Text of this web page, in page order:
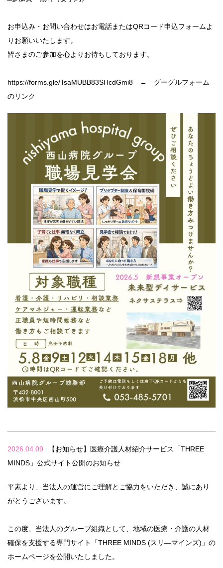
お申込み・お問い合わせはお電話またはQRコード申込フォームよ
りお願いいたします。
皆さまのご参加を心よりお待ちしております。
https://forms.gle/TsaMUBB83SHcdGmi8 ← グーグルフォーム
のリンク
2026.04.09
【お知らせ】医療介護人材紹介サービス「THREE
MINDS」公式サイト公開のお知らせ
平素より、当法人の運営にご理解とご協力をいただき、誠にあり
がとうございます。
この度、当法人のグループ組織として、地域の医療・介護の人材
確保を支援する専門サイト「THREE MINDS (スリ―マインズ)」の
ホームページを公開いたしました。